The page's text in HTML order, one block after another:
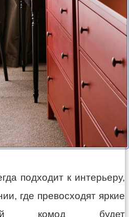
подходит к интерьеру,
где превосходят яркие
комод будет